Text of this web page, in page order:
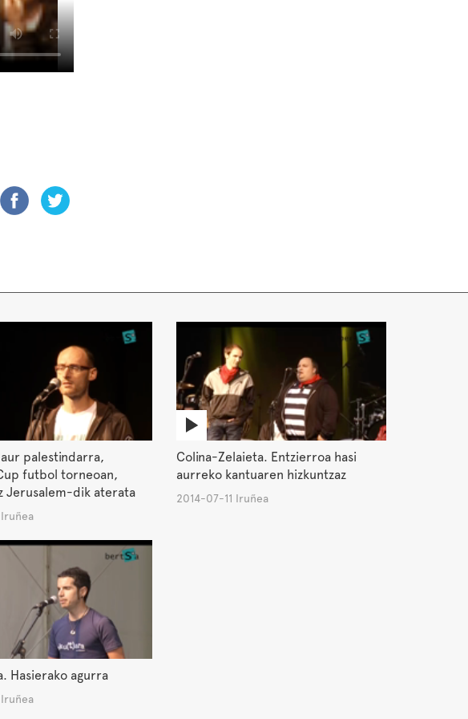
palestindarra,
futbol torneoan,
Jerusalem-dik aterata
Colina-Zelaieta. Entzierroa hasi
aurreko kantuaren hizkuntzaz
2014-07-11 Iruñea
Hasierako agurra